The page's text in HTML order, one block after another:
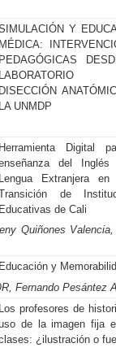
Y
MÉDICA:
PEDAGÓGICAS
DISECCIÓN
LA UNMDP
Herramienta Digital
del Inglés
Lengua Extranjera en
de
Educativas de Cali
Quiñones
Educación y
Fernando Pesántez
Los profesores de
de la imagen fija
¿ilustración o